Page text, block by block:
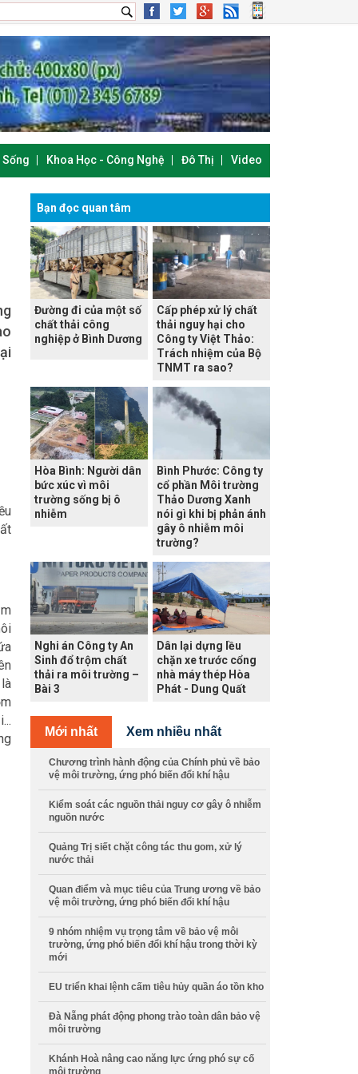
Khoa Học - Công Nghệ Đô Thị Video
Bạn đọc quan tâm
Đường đi của một số
chất thải công
nghiệp ở Bình Dương
Cấp phép xử lý chất
thải nguy hại cho
Công ty Việt Thảo:
Trách nhiệm của Bộ
TNMT ra sao?
Hòa Bình: Người dân
bức xúc vì môi
trường sống bị ô
nhiễm
Bình Phước: Công ty
cổ phần Môi trường
Thảo Dương Xanh
nói gì khi bị phản ánh
gây ô nhiễm môi
trường?
Nghi án Công ty An
Sinh đổ trộm chất
thải ra môi trường –
Bài 3
Dân lại dựng lều
chặn xe trước cổng
nhà máy thép Hòa
Phát - Dung Quất
Mới nhất Xem nhiều nhất
Chương trình hành động của Chính phủ về bảo
vệ môi trường, ứng phó biến đổi khí hậu
Kiểm soát các nguồn thải nguy cơ gây ô nhiễm
nguồn nước
Quảng Trị siết chặt công tác thu gom, xử lý
nước thải
Quan điểm và mục tiêu của Trung ương về bảo
vệ môi trường, ứng phó biến đổi khí hậu
9 nhóm nhiệm vụ trọng tâm về bảo vệ môi
trường, ứng phó biến đổi khí hậu trong thời kỳ
mới
EU triển khai lệnh cấm tiêu hủy quần áo tồn kho
Đà Nẵng phát động phong trào toàn dân bảo vệ
môi trường
Khánh Hoà nâng cao năng lực ứng phó sự cố
môi trường